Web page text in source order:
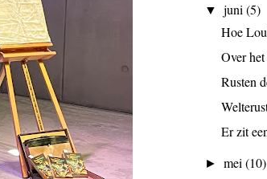
▼juni(5)
Hoe
Over
Rusten
Er zit
►mei(10)